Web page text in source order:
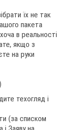
їх не так
пакета
в реальності
якщо з
на руки
техогляд і
(за списком